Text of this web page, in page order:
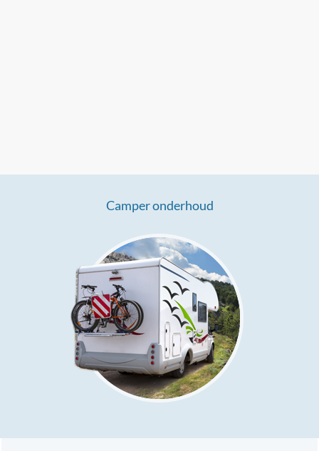
Camper onderhoud